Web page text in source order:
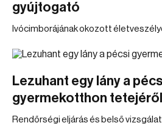
gyújtogató
Ivócimborájának okozott
Lezuhant egy lány a
gyermekotthon tetejéről
Rendőrségi eljárás és belső